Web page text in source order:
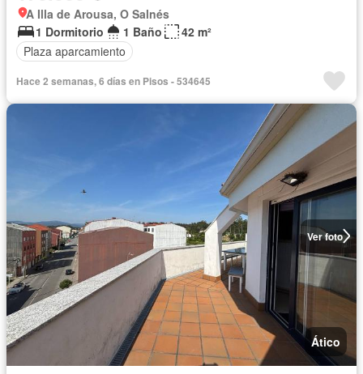
A Illa de Arousa, O Salnés
1 Dormitorio
1 Baño
42 m²
Plaza aparcamiento
Hace 2 semanas, 6 días en Pisos - 534645
Ver foto
Ático